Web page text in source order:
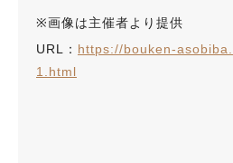
※画像は主催者より提供
URL： https://bouken-
1.html